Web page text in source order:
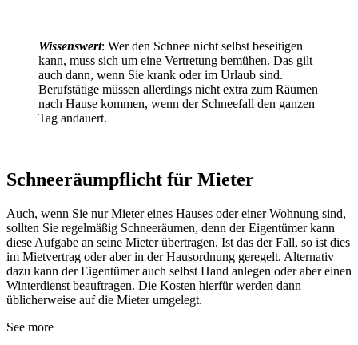
Wissenswert: Wer den Schnee nicht selbst beseitigen
kann, muss sich um eine Vertretung bemühen. Das gilt
auch dann, wenn Sie krank oder im Urlaub sind.
Berufstätige müssen allerdings nicht extra zum Räumen
nach Hause kommen, wenn der Schneefall den ganzen
Tag andauert.
Schneeräumpflicht für Mieter
Auch, wenn Sie nur Mieter eines Hauses oder einer Wohnung sind,
sollten Sie regelmäßig Schneeräumen, denn der Eigentümer kann
diese Aufgabe an seine Mieter übertragen. Ist das der Fall, so ist dies
im Mietvertrag oder aber in der Hausordnung geregelt. Alternativ
dazu kann der Eigentümer auch selbst Hand anlegen oder aber einen
Winterdienst beauftragen. Die Kosten hierfür werden dann
üblicherweise auf die Mieter umgelegt.
See more